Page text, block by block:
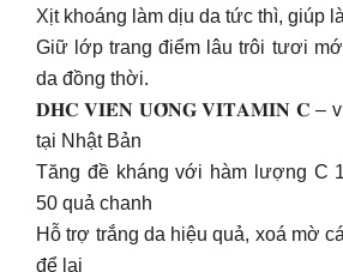
Xịt khoáng làm dịu da tức thì, giúp
Giữ lớp trang điểm lâu trôi tươi
da đồng thời.
𝐃𝐇𝐂 𝐕𝐈𝐄̂𝐍 𝐔𝐎̂́𝐍𝐆 𝐕𝐈𝐓𝐀𝐌𝐈𝐍 𝐂 –
tại Nhật Bản
Tăng đề kháng với hàm lượng C
50 quả chanh
Hỗ trợ trắng da hiệu quả, xoá mờ
để lại